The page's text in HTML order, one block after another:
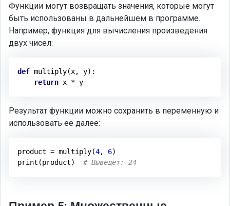
Функции могут возвращать значения, которые могут
быть использованы в дальнейшем в программе.
Например, функция для вычисления произведения
двух чисел:
def multiply(x, y) :
return
Результат функции можно сохранить в переменную и
использовать её далее:
product = multiply(4, 6)
print(product) # Выведет: 24